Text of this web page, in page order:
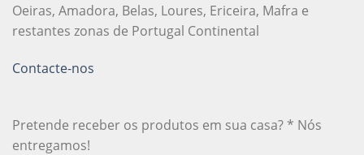
Oeiras, Amadora, Belas, Loures, Ericeira, Mafra e
restantes zonas de Portugal Continental
Contacte-nos
Pretende receber os produtos em sua casa? * Nós
entregamos!